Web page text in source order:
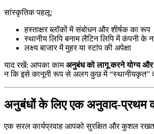
सांस्कृतिक पहलू:
हस्ताक्षर ब्लॉकों में संबोधन और शीर्षक का रूप
स्थानीय लिपि बनाम लैटिन लिपि में कंपनी के
लक्ष्य बाजार में मुहर या स्टांप की अपेक्षा
याद रखें: आपका कामअनुबंध को लागू करने योग्य
न कि इसे कानूनी रूप से अलग कुछ में “स्थानीयकृत”
अनुबंधों के लिए एक अनुवाद-प्रथम
एक सरल कार्यप्रवाह आपको सुरक्षित और कुशल